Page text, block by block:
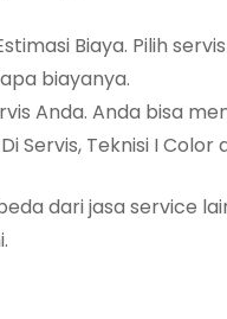
Biaya. Pilih
biayanya.
Anda. Anda bisa
Servis, Teknisi I
dari jasa service